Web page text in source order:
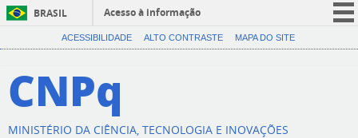
BRASIL
Acesso à informação
CORONAVÍRUS (COVID-19)
ACESSIBILIDADE ALTO CONTRASTE MAPA DO SITE
CNPq
MINISTÉRIO DA CIÊNCIA, TECNOLOGIA E INOVAÇÕES